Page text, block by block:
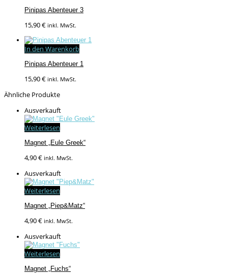
Pinipas Abenteuer 3
15,90€ inkl. MwSt.
In den Warenkorb
Pinipas Abenteuer 1
15,90€ inkl. MwSt.
Ähnliche Produkte
Ausverkauft
Weiterlesen
Magnet „Eule Greek“
4,90€ inkl. MwSt.
Ausverkauft
Weiterlesen
Magnet „Piep&Matz“
4,90€ inkl. MwSt.
Ausverkauft
Weiterlesen
Magnet „Fuchs“